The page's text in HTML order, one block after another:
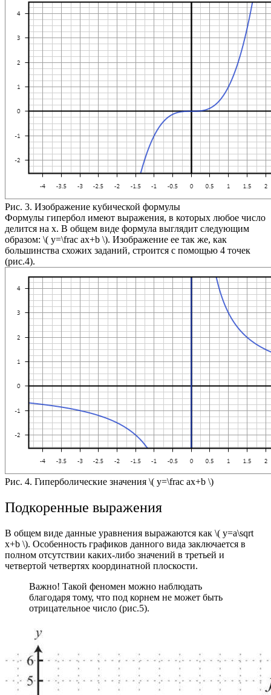
Рис. 3. Изображение кубической формулы
Формулы гипербол имеют выражения, в которых любое число
делится на x. В общем виде формула выглядит следующим
образом: ​ \( y=\frac аx+b \). Изображение ее так же, как
большинства схожих заданий, строится с помощью 4 точек
(риc.4).
Рис. 4. Гиперболические значения \( y=\frac аx+b \)
Подкоренные выражения
В общем виде данные уравнения выражаются как \( y=a\sqrt
x+b \). Особенность графиков данного вида заключается в
полном отсутствии каких-либо значений в третьей и
четвертой четвертях координатной плоскости.
Важно! Такой феномен можно наблюдать
благодаря тому, что под корнем не может быть
отрицательное число (рис.5).